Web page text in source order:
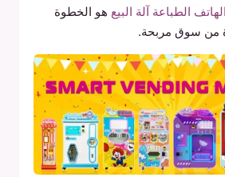
الطباعة آلة البيع هو الخطوة
من سوق مربحة.